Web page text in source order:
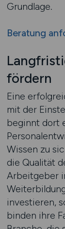
Grundlage.
Beratung
fördern
Eine
mit der
beginnt dort
Wissen zu
die Qualität
Arbeitgeber
investieren,
binden ihre